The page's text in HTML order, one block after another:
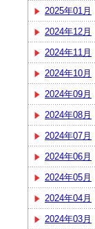
2025年01月
2024年12月
2024年11月
2024年10月
2024年09月
2024年08月
2024年07月
2024年06月
2024年05月
2024年04月
2024年03月